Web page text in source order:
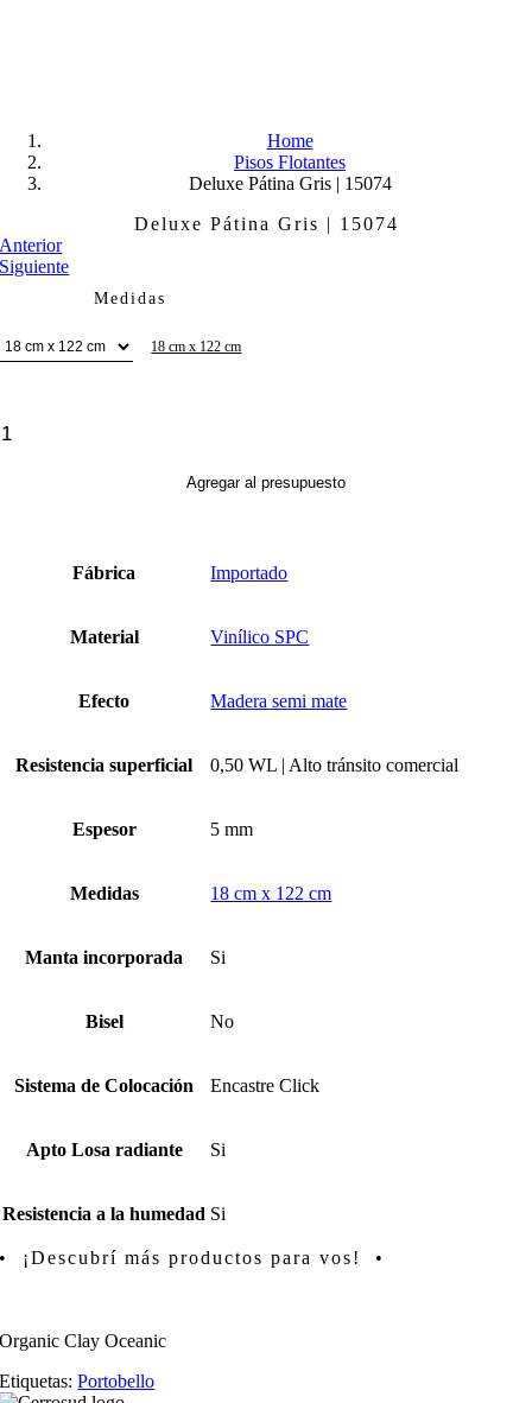
Home
Pisos Flotantes
Deluxe Pátina Gris | 15074
Deluxe Pátina Gris | 15074
Anterior
Siguiente
Medidas
18 cm x 122 cm
Agregar al presupuesto
Fábrica Importado
Material Vinílico SPC
Efecto Madera semi mate
Resistencia superficial 0,50 WL | Alto tránsito comercial
Espesor 5 mm
Medidas 18 cm x 122 cm
Manta incorporada Si
Bisel No
Sistema de Colocación Encastre Click
Apto Losa radiante Si
Resistencia a la humedad Si
• ¡Descubrí más productos para vos! •
Organic Clay Oceanic
Etiquetas:Portobello